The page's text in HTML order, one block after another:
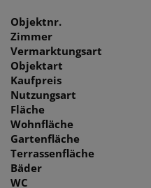
Objektnr.
Zimmer
Vermarktungsart
Objektart
Kaufpreis
Nutzungsart
Fläche
Wohnfläche
Gartenfläche
Terrassenfläche
Bäder
WC